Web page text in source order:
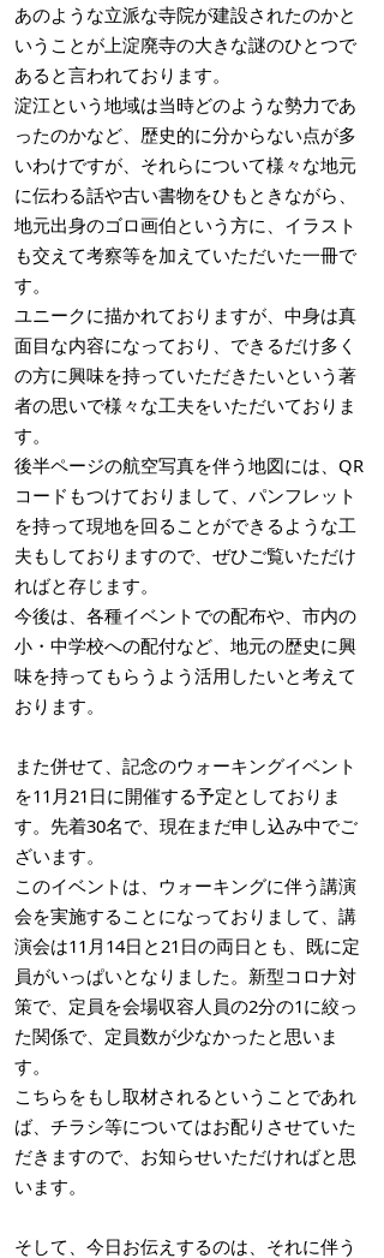
あのような立派な寺院が建設されたのかと
いうことが上淀廃寺の大きな謎のひとつで
あると言われております。
淀江という地域は当時どのような勢力であ
ったのかなど、歴史的に分からない点が多
いわけですが、それらについて様々な地元
に伝わる話や古い書物をひもときながら、
地元出身のゴロ画伯という方に、イラスト
も交えて考察等を加えていただいた一冊で
す。
ユニークに描かれておりますが、中身は真
面目な内容になっており、できるだけ多く
の方に興味を持っていただきたいという著
者の思いで様々な工夫をいただいておりま
す。
後半ページの航空写真を伴う地図には、QR
コードもつけておりまして、パンフレット
を持って現地を回ることができるような工
夫もしておりますので、ぜひご覧いただけ
ればと存じます。
今後は、各種イベントでの配布や、市内の
小・中学校への配付など、地元の歴史に興
味を持ってもらうよう活用したいと考えて
おります。
また併せて、記念のウォーキングイベント
を11月21日に開催する予定としておりま
す。先着30名で、現在まだ申し込み中でご
ざいます。
このイベントは、ウォーキングに伴う講演
会を実施することになっておりまして、講
演会は11月14日と21日の両日とも、既に定
員がいっぱいとなりました。新型コロナ対
策で、定員を会場収容人員の2分の1に絞っ
た関係で、定員数が少なかったと思いま
す。
こちらをもし取材されるということであれ
ば、チラシ等についてはお配りさせていた
だきますので、お知らせいただければと思
います。
そして、今日お伝えするのは、それに伴う